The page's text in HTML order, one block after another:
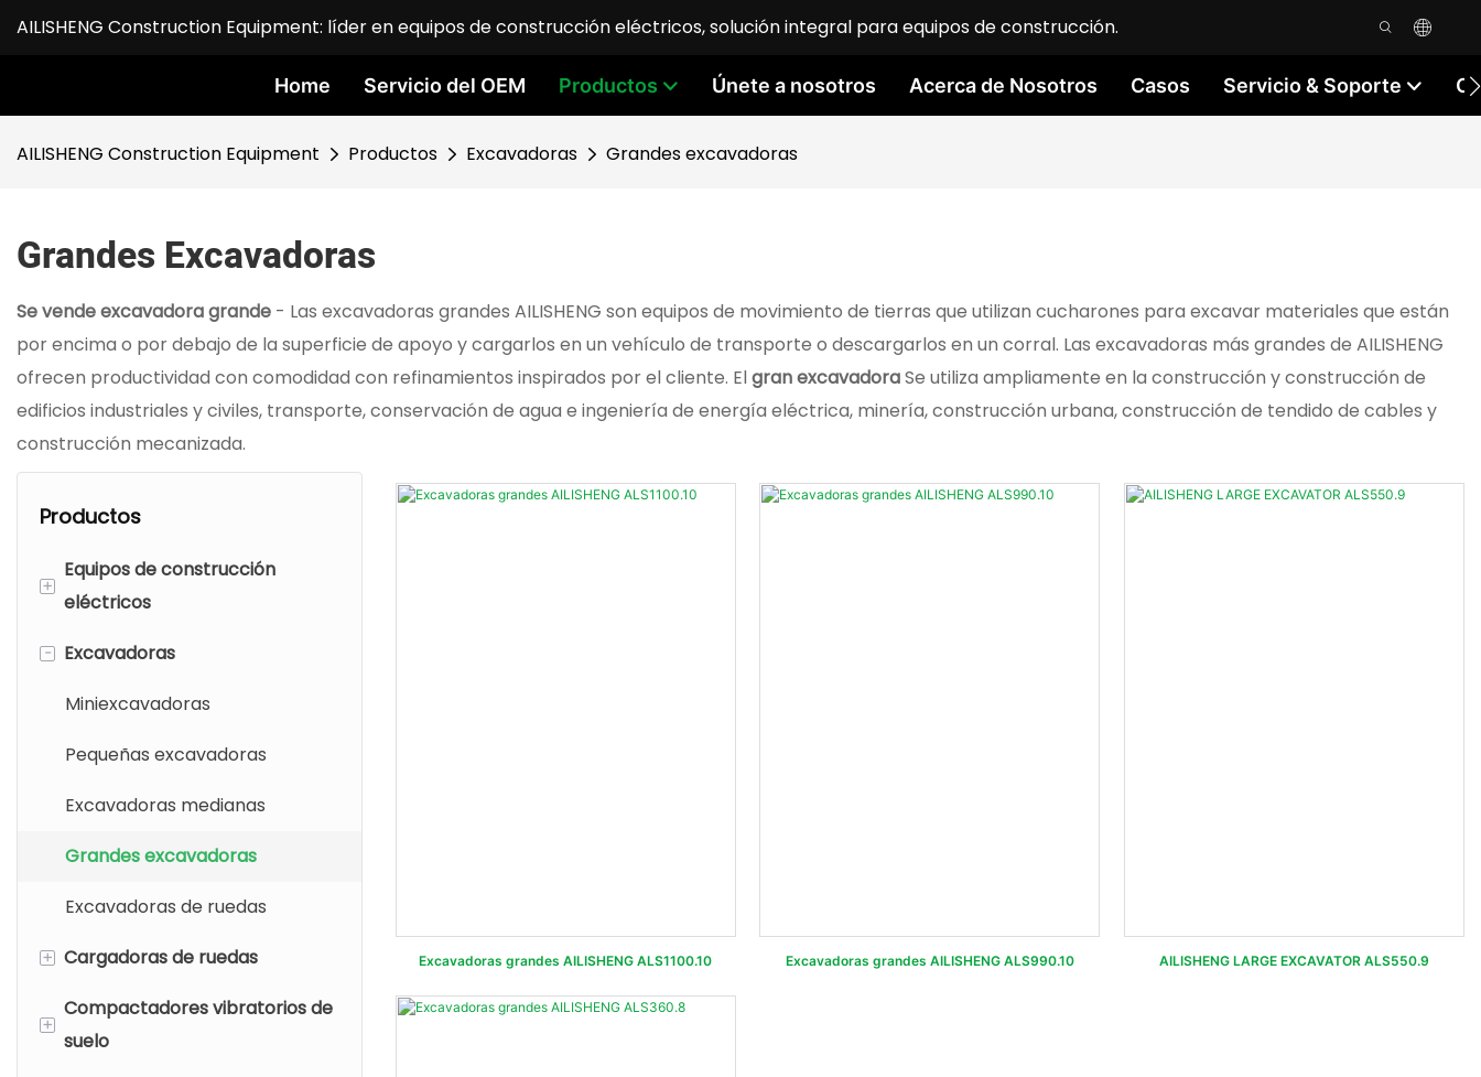
AILISHENG Construction Equipment: líder en equipos de construcción eléctricos, solución integral para equipos de construcción.
Home Servicio del OEM Productos Únete a nosotros Acerca de Nosotros Casos Servicio & Soporte
AILISHENG Construction Equipment Productos Excavadoras Grandes excavadoras
Grandes Excavadoras
Se vende excavadora grande - Las excavadoras grandes AILISHENG son equipos de movimiento de tierras que utilizan cucharones para excavar materiales que están
por encima o por debajo de la superficie de apoyo y cargarlos en un vehículo de transporte o descargarlos en un corral. Las excavadoras más grandes de AILISHENG
ofrecen productividad con comodidad con refinamientos inspirados por el cliente. Elgran excavadoraSe utiliza ampliamente en la construcción y construcción de
edificios industriales y civiles, transporte, conservación de agua e ingeniería de energía eléctrica, minería, construcción urbana, construcción de tendido de cables y
construcción mecanizada.
Productos
+
Equipos de construcción
eléctricos
Minicargador eléctrico
Miniexcavadoras eléctricas
Cargadoras compactas
Dumper eléctrico
-
Excavadoras
Miniexcavadoras
Pequeñas excavadoras
Excavadoras medianas
Grandes excavadoras
Excavadoras de ruedas
+ Cargadoras de ruedas
Minicargadoras de ruedas
+
Compactadores vibratorios de
suelo
Excavadoras grandes AILISHENG ALS1100.10 Excavadoras grandes AILISHENG ALS990.10 AILISHENG LARGE EXCAVATOR ALS550.9